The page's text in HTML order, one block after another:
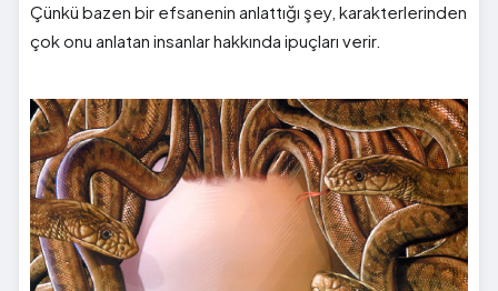
Çünkü bazen bir efsanenin anlattığı şey, karakterlerinden
çok onu anlatan insanlar hakkında ipuçları verir.